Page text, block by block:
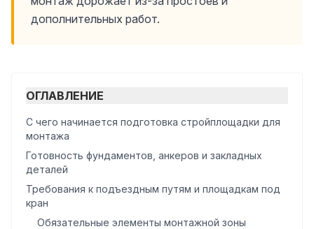
дополнительных работ.
ОГЛАВЛЕНИЕ
С чего начинается подготовка стройплощадки для
монтажа
Готовность фундаментов, анкеров и закладных
деталей
Требования к подъездным путям и площадкам под
кран
Обязательные элементы монтажной зоны